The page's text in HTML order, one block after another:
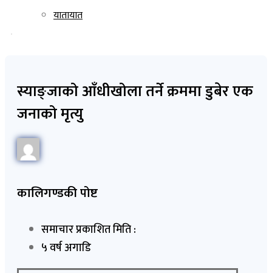
यातायात
स्याङ्जाको आँधीखोला तर्ने क्रममा डुबेर एक
जनाको मृत्यु
कालिगण्डकी पोष्ट
समाचार प्रकाशित मिति :
५ वर्ष अगाडि